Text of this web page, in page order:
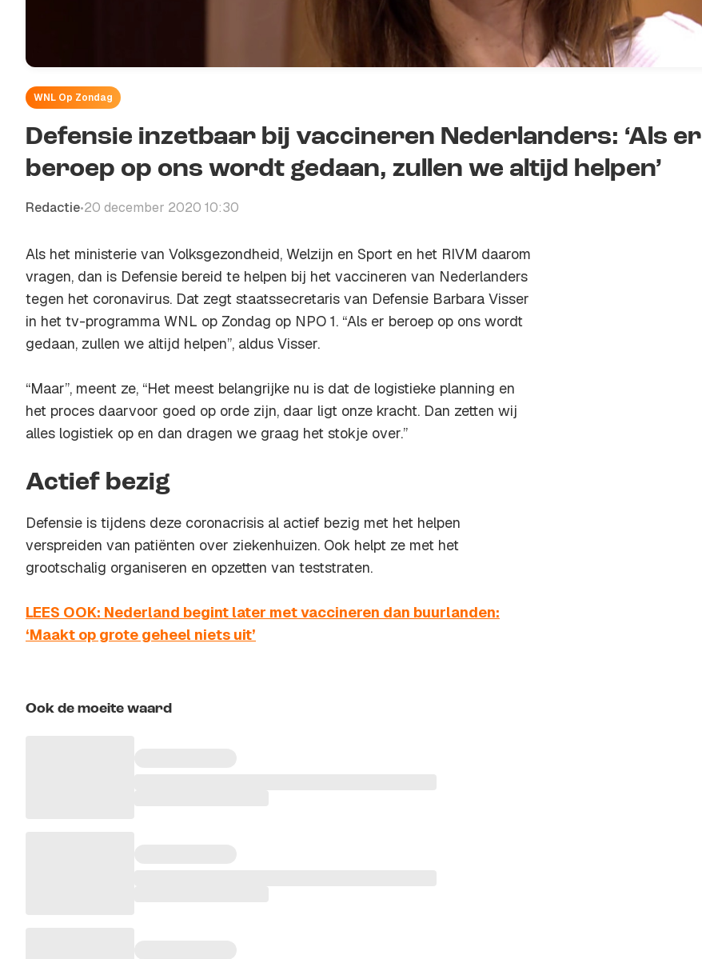
WNL Op Zondag
Defensie inzetbaar bij vaccineren Nederlanders: ‘Als er
beroep op ons wordt gedaan, zullen we altijd helpen’
Redactie•20 december 2020 10:30
Als het ministerie van Volksgezondheid, Welzijn en Sport en het RIVM daarom
vragen, dan is Defensie bereid te helpen bij het vaccineren van Nederlanders
tegen het coronavirus. Dat zegt staatssecretaris van Defensie Barbara Visser
in het tv-programma WNL op Zondag op NPO 1. “Als er beroep op ons wordt
gedaan, zullen we altijd helpen”, aldus Visser.
“Maar”, meent ze, “Het meest belangrijke nu is dat de logistieke planning en
het proces daarvoor goed op orde zijn, daar ligt onze kracht. Dan zetten wij
alles logistiek op en dan dragen we graag het stokje over.”
Actief bezig
Defensie is tijdens deze coronacrisis al actief bezig met het helpen
verspreiden van patiënten over ziekenhuizen. Ook helpt ze met het
grootschalig organiseren en opzetten van teststraten.
LEES OOK: Nederland begint later met vaccineren dan buurlanden:
‘Maakt op grote geheel niets uit’
Ook de moeite waard